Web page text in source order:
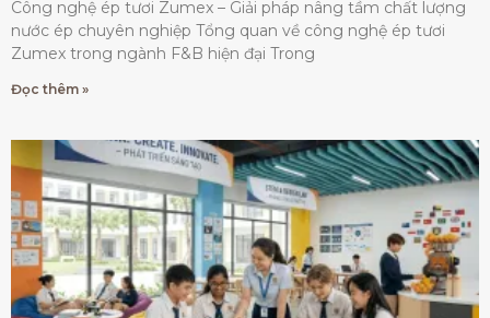
Công nghệ ép tươi Zumex – Giải pháp nâng tầm chất lượng
nước ép chuyên nghiệp Tổng quan về công nghệ ép tươi
Zumex trong ngành F&B hiện đại Trong
Đọc thêm »